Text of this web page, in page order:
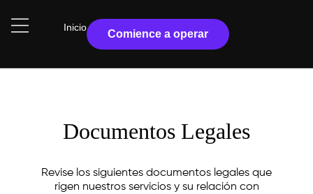
Inicio
Comience a operar
Documentos Legales
Revise los siguientes documentos legales que
rigen nuestros servicios y su relación con